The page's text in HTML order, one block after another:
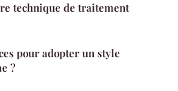
technique de traitement
pour adopter un style
?